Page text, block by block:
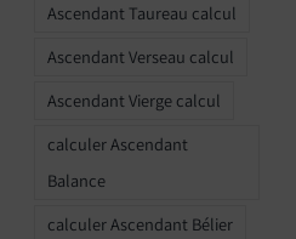
Ascendant Taureau calcul
Ascendant Verseau calcul
Ascendant Vierge calcul
calculer Ascendant
Balance
calculer Ascendant Bélier